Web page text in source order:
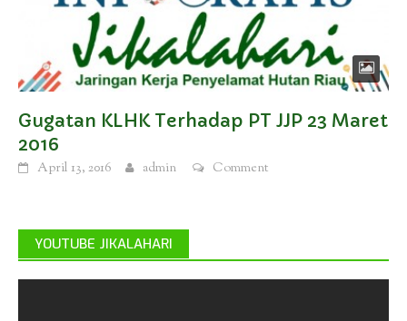
Gugatan KLHK Terhadap PT JJP 23 Maret
2016
April 13, 2016 admin Comment
YOUTUBE JIKALAHARI